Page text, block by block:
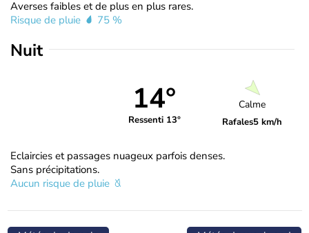
Averses faibles et de plus en plus rares.
Risque de pluie
75 %
Nuit
14°
Ressenti 13°
Calme
Rafales5 km/h
Eclaircies et passages nuageux parfois denses.
Sans précipitations.
Aucun risque de pluie